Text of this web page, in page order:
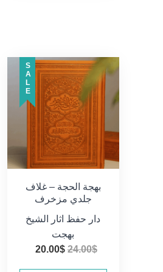
SALE
بهجة الحجة – غلاف
جلدي مزخرف
دار حفظ اثار الشيخ
بهجت
24.00$
السعر
20.00$